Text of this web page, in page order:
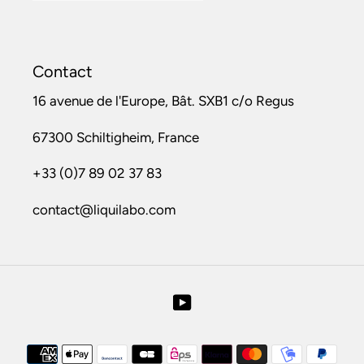
Contact
16 avenue de l'Europe, Bât. SXB1 c/o Regus
67300 Schiltigheim, France
+33 (0)7 89 02 37 83
contact@liquilabo.com
YouTube
Moyens